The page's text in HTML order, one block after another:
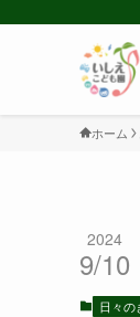
ホーム
2024
9/10
日々の